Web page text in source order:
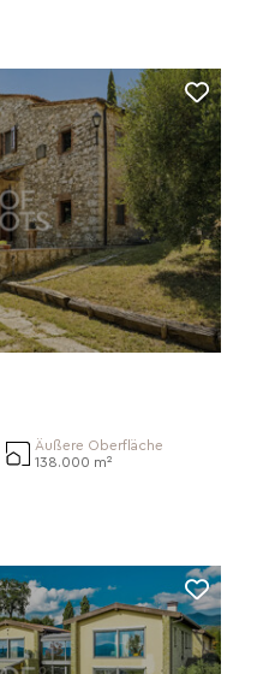
Äußere Oberfläche
138.000 m²